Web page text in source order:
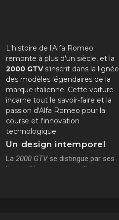
L'histoire de l'Alfa Romeo
remonte à plus d'un siècle, et la
2000 GTVs'inscrit dans la lignée
des modèles légendaires de la
marque italienne. Cette voiture
incarne tout le savoir-faire et la
passion d'Alfa Romeo pour la
course et l'innovation
technologique.
Un design intemporel
La 2000 GTVse distingue par ses
lignes élégantes et sa silhouette